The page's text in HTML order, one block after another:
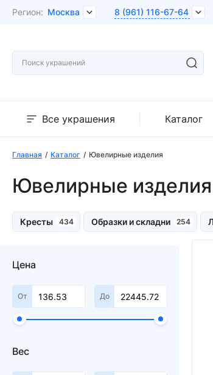
Регион: Москва 8 (961) 116-67-64
Все украшения Каталог
Главная Каталог Ювелирные изделия
Ювелирные изделия
Кресты Образки и складни
Цена
От До
Вес